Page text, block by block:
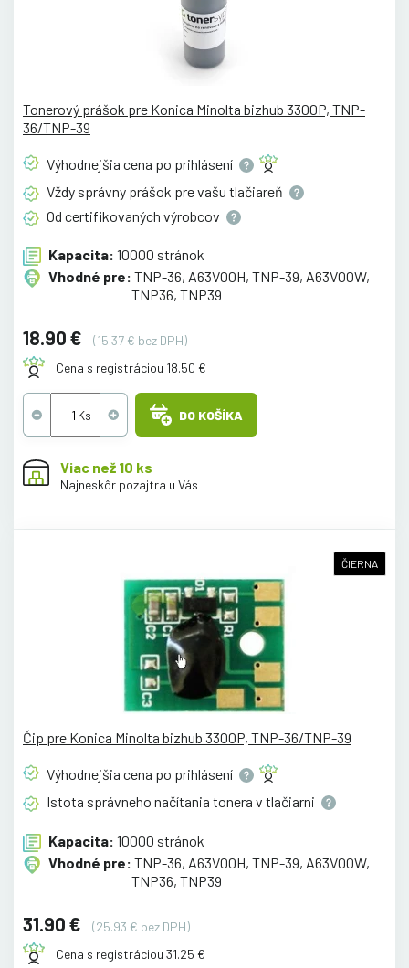
Tonerový prášok pre Konica Minolta bizhub 3300P, TNP-
36/TNP-39
Výhodnejšia cena po prihlásení
Vždy správny prášok pre vašu tlačiareň
Od certifikovaných výrobcov
Kapacita: 10000 stránok
Vhodné pre: TNP-36, A63V00H, TNP-39, A63V00W,
TNP36, TNP39
18.90 €
(15.37 € bez DPH)
Cena s registráciou 18.50 €
DO KOŠÍKA
Viac než 10 ks
Najneskôr pozajtra u Vás
ČIERNA
Čip pre Konica Minolta bizhub 3300P, TNP-36/TNP-39
Výhodnejšia cena po prihlásení
Istota správneho načítania tonera v tlačiarni
Kapacita: 10000 stránok
Vhodné pre: TNP-36, A63V00H, TNP-39, A63V00W,
TNP36, TNP39
31.90 €
(25.93 € bez DPH)
Cena s registráciou 31.25 €